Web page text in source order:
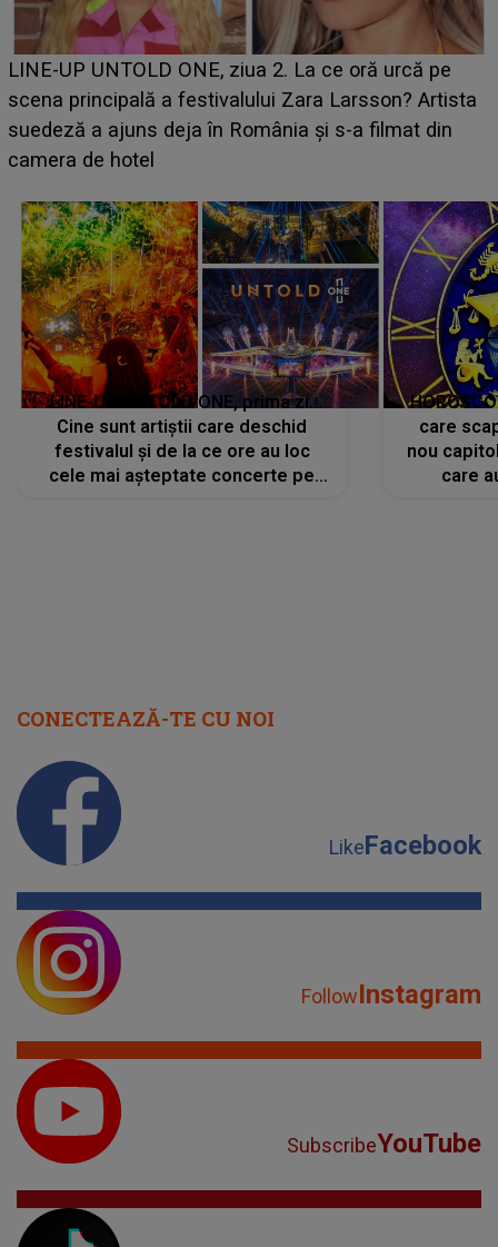
Ce a dezvăluit noua concurentă din "Casa Iubirii" l-a
luat prin surprindere pe Emanuel. CINE ESTE
BĂIATUL VIZAT de Alexandra?! Aflându-se în fața
faptului împlinit, A RECUNOSCUT IMEDIAT: "Am
LINE-UP UNTOLD ONE, prima zi.
Cine sunt artiștii care deschid
festivalul și de la ce ore au loc
cele mai așteptate concerte pe
care
nou
care
CONECTEAZĂ-TE CU NOI
LikeFacebook
FollowInstagram
SubscribeYouTube